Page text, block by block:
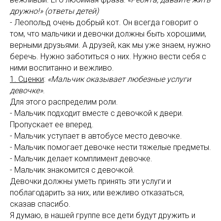
дружно!» (ответы детей)
- Леопольд очень добрый кот. Он всегда говорит о
том, что мальчики и девочки должны быть хорошими,
верными друзьями. А друзей, как мы уже знаем, нужно
беречь. Нужно заботиться о них. Нужно вести себя с
ними воспитанно и вежливо.
1. Сценки: «Мальчик оказывает любезные услуги
девочке».
Для этого распределим роли.
- Мальчик подходит вместе с девочкой к двери.
Пропускает ее вперед.
- Мальчик уступает в автобусе место девочке.
- Мальчик помогает девочке нести тяжелые предметы.
- Мальчик делает комплимент девочке.
- Мальчик знакомится с девочкой.
Девочки должны уметь принять эти услуги и
поблагодарить за них, или вежливо отказаться,
сказав спасибо.
Я думаю, в нашей группе все дети будут дружить и